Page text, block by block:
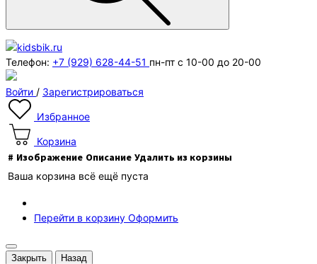
Телефон: +7 (929) 628-44-51 пн-пт с 10-00 до 20-00
Войти / Зарегистрироваться
Избранное
Корзина
# Изображение Описание Удалить из корзины
Ваша корзина всё ещё пуста
Перейти в корзину Оформить
Закрыть Назад